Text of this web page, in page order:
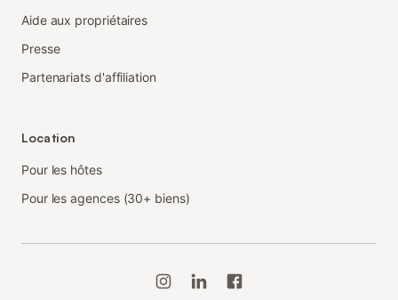
Aide aux propriétaires
Presse
Partenariats d'affiliation
Location
Pour les hôtes
Pour les agences (30+ biens)